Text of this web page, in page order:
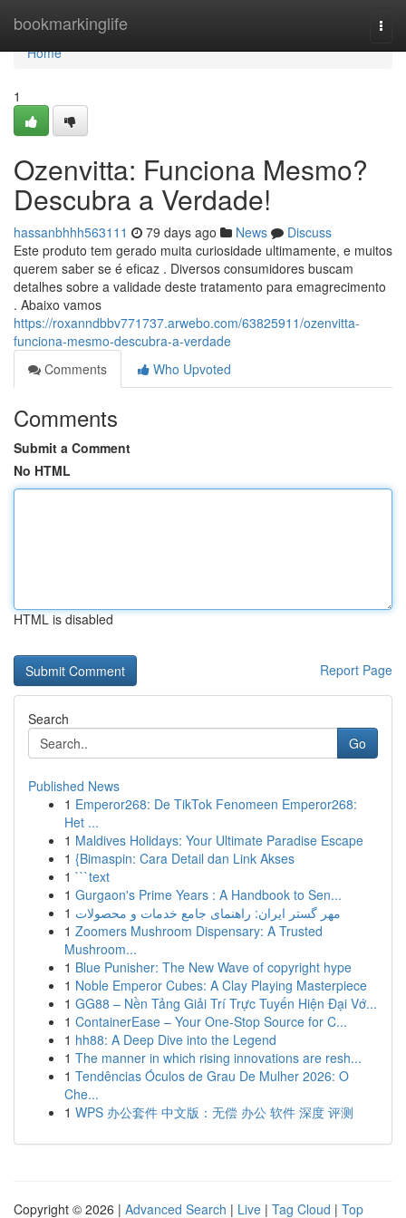
bookmarkinglife
Home
Home
1
Ozenvitta: Funciona Mesmo?
Descubra a Verdade!
hassanbhhh563111 79 days ago News
Discuss
Este produto tem gerado muita curiosidade ultimamente, e muitos
querem saber se é eficaz . Diversos consumidores buscam
detalhes sobre a validade deste tratamento para emagrecimento
. Abaixo vamos
https://roxanndbbv771737.arwebo.com/63825911/ozenvitta-
funciona-mesmo-descubra-a-verdade
Comments
Who Upvoted
Comments
Submit a Comment
No HTML
HTML is disabled
Report Page
Search
Go
Published News
1 Emperor268: De TikTok Fenomeen Emperor268:
Het ...
1 Maldives Holidays: Your Ultimate Paradise Escape
1 {Bimaspin: Cara Detail dan Link Akses
1 ```text
1 Gurgaon's Prime Years : A Handbook to Sen...
1 مهر گستر ایران: راهنمای جامع خدمات و محصولات
1 Zoomers Mushroom Dispensary: A Trusted
Mushroom...
1 Blue Punisher: The New Wave of copyright hype
1 Noble Emperor Cubes: A Clay Playing Masterpiece
1 GG88 – Nền Tảng Giải Trí Trực Tuyến Hiện Đại Vớ...
1 ContainerEase – Your One-Stop Source for C...
1 hh88: A Deep Dive into the Legend
1 The manner in which rising innovations are resh...
1 Tendências Óculos de Grau De Mulher 2026: O
Che...
1 WPS 办公套件 中文版：无偿 办公 软件 深度 评测
Copyright © 2026 | Advanced Search | Live | Tag Cloud | Top